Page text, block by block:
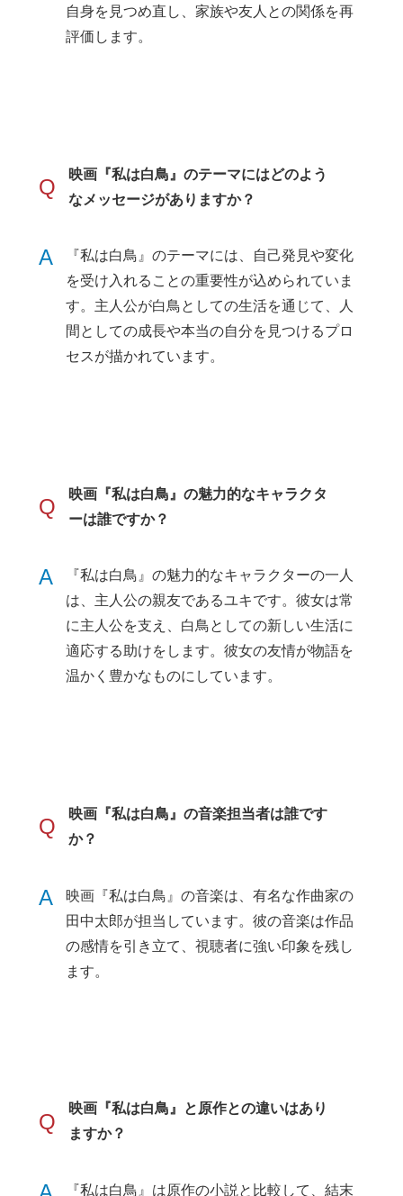
自身を見つめ直し、家族や友人との関係を再
評価します。
Q
映画『私は白鳥』のテーマにはどのよう
なメッセージがありますか？
A
『私は白鳥』のテーマには、自己発見や変化
を受け入れることの重要性が込められていま
す。主人公が白鳥としての生活を通じて、人
間としての成長や本当の自分を見つけるプロ
セスが描かれています。
Q
映画『私は白鳥』の魅力的なキャラクタ
ーは誰ですか？
A
『私は白鳥』の魅力的なキャラクターの一人
は、主人公の親友であるユキです。彼女は常
に主人公を支え、白鳥としての新しい生活に
適応する助けをします。彼女の友情が物語を
温かく豊かなものにしています。
Q
映画『私は白鳥』の音楽担当者は誰です
か？
A
映画『私は白鳥』の音楽は、有名な作曲家の
田中太郎が担当しています。彼の音楽は作品
の感情を引き立て、視聴者に強い印象を残し
ます。
Q
映画『私は白鳥』と原作との違いはあり
ますか？
『私は白鳥』は原作の小説と比較して、結末